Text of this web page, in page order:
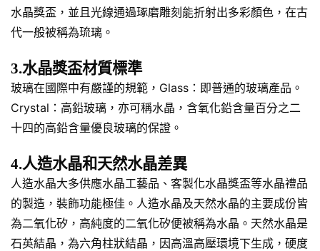
水晶獎盃，並且光線通過琢磨雕刻能折射出多彩顏色，在古
代一般被稱為琉璃。
3.水晶獎盃材質標準
玻璃在國際中有嚴謹的規範，Glass：即普通的玻璃產品。
Crystal：高鉛玻璃，亦可稱水晶，含氧化鉛含量百分之二
十四的高鉛含量優良玻璃的保證。
4.人造水晶和天然水晶差異
人造水晶大多供應水晶工藝品、客製化水晶獎盃等水晶禮品
的製造，裝飾功能極佳。人造水晶及天然水晶的主要成份皆
為二氧化矽，高純度的二氧化矽便被稱為水晶。天然水晶是
石英結晶，為六角柱狀結晶，因高溫高壓環境下生成，硬度